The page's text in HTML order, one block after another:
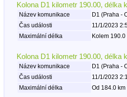
Kolona D1 kilometr 190.00, délka
Název komunikace
D1 (Praha -
Čas události
11/1/2023
Maximální délka
Kolem
Kolona D1 kilometr 190.00, délka
Název komunikace
D1 (Praha -
Čas události
11/1/2023
Maximální délka
Od 184.0